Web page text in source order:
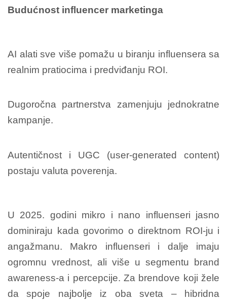
Budućnost influencer marketinga
AI alati sve više pomažu u biranju influensera sa
realnim pratiocima i predviđanju ROI.
Dugoročna partnerstva zamenjuju jednokratne
kampanje.
Autentičnost i UGC (user-generated content)
postaju valuta poverenja.
U 2025. godini mikro i nano influenseri jasno
dominiraju kada govorimo o direktnom ROI‑ju i
angažmanu. Makro influenseri i dalje imaju
ogromnu vrednost, ali više u segmentu brand
awareness-a i percepcije. Za brendove koji žele
da spoje najbolje iz oba sveta – hibridna